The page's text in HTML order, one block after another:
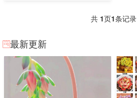
共 1页1条记录
最新更新